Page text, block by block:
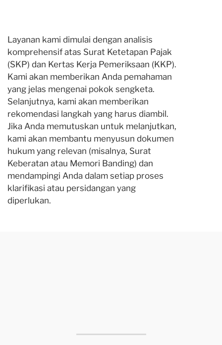
Layanan kami dimulai dengan analisis
komprehensif atas Surat Ketetapan Pajak
(SKP) dan Kertas Kerja Pemeriksaan (KKP).
Kami akan memberikan Anda pemahaman
yang jelas mengenai pokok sengketa.
Selanjutnya, kami akan memberikan
rekomendasi langkah yang harus diambil.
Jika Anda memutuskan untuk melanjutkan,
kami akan membantu menyusun dokumen
hukum yang relevan (misalnya, Surat
Keberatan atau Memori Banding) dan
mendampingi Anda dalam setiap proses
klarifikasi atau persidangan yang
diperlukan.